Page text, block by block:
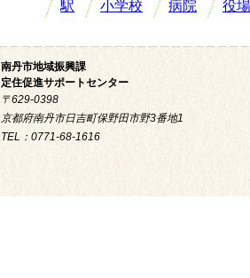
駅 小学校 病院 役場
南丹市地域振興課
定住促進サポートセンター
〒629-0398
京都府南丹市日吉町保野田市野3番地1
TEL：0771-68-1616